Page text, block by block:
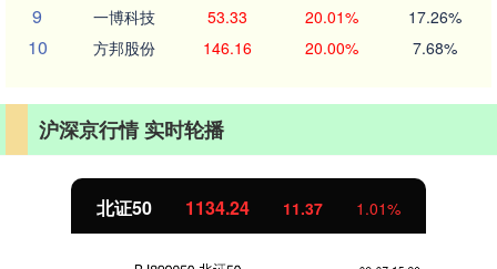
9 一博科技 53.33 20.01% 17.26%
10 方邦股份 146.16 20.00% 7.68%
沪深京行情 实时轮播
北证50 1134.24 11.37 1.01%